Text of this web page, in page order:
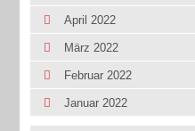
April 2022
März 2022
Februar 2022
Januar 2022